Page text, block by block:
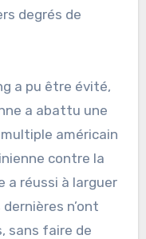
degrés de
a pu être évité,
a abattu une
américain
contre la
a réussi à larguer
n’ont
sans faire de